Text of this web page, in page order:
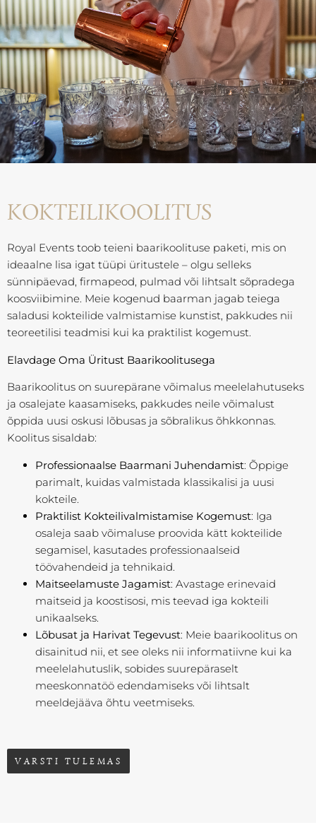
KOKTEILIKOOLITUS
Royal Events toob teieni baarikoolituse paketi, mis on
ideaalne lisa igat tüüpi üritustele – olgu selleks
sünnipäevad, firmapeod, pulmad või lihtsalt sõpradega
koosviibimine. Meie kogenud baarman jagab teiega
saladusi kokteilide valmistamise kunstist, pakkudes nii
teoreetilisi teadmisi kui ka praktilist kogemust.
Elavdage Oma Üritust Baarikoolitusega
Baarikoolitus on suurepärane võimalus meelelahutuseks
ja osalejate kaasamiseks, pakkudes neile võimalust
õppida uusi oskusi lõbusas ja sõbralikus õhkkonnas.
Koolitus sisaldab:
Professionaalse Baarmani Juhendamist: Õppige
parimalt, kuidas valmistada klassikalisi ja uusi
kokteile.
Praktilist Kokteilivalmistamise Kogemust: Iga
osaleja saab võimaluse proovida kätt kokteilide
segamisel, kasutades professionaalseid
töövahendeid ja tehnikaid.
Maitseelamuste Jagamist: Avastage erinevaid
maitseid ja koostisosi, mis teevad iga kokteili
unikaalseks.
Lõbusat ja Harivat Tegevust: Meie baarikoolitus on
disainitud nii, et see oleks nii informatiivne kui ka
meelelahutuslik, sobides suurepäraselt
meeskonnatöö edendamiseks või lihtsalt
meeldejääva õhtu veetmiseks.
VARSTI TULEMAS